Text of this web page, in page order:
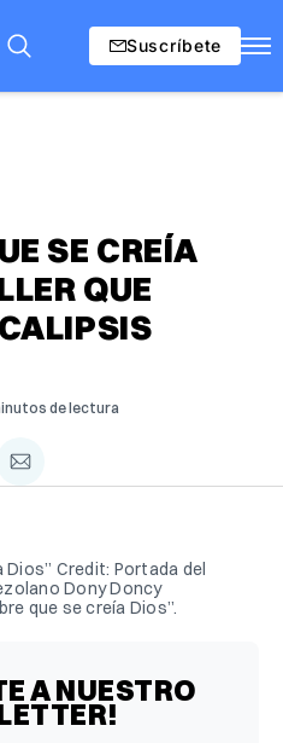
Suscríbete
SE CREÍA
QUE
de lectura
Compartir
via
Dios” Credit: Portada del
Dony Doncy
que se creía Dios”.
A NUESTRO